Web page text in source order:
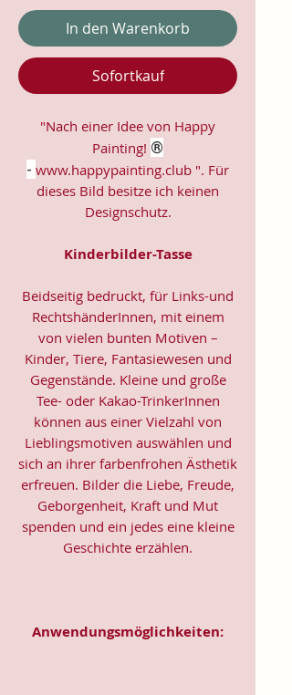
In den Warenkorb
Sofortkauf
"Nach einer Idee von Happy
Painting! ®
- www.happypainting.club ". Für
dieses Bild besitze ich keinen
Designschutz.
Kinderbilder-Tasse
Beidseitig bedruckt, für Links-und
RechtshänderInnen, mit einem
von vielen bunten Motiven –
Kinder, Tiere, Fantasiewesen und
Gegenstände. Kleine und große
Tee- oder Kakao-TrinkerInnen
können aus einer Vielzahl von
Lieblingsmotiven auswählen und
sich an ihrer farbenfrohen Ästhetik
erfreuen. Bilder die Liebe, Freude,
Geborgenheit, Kraft und Mut
spenden und ein jedes eine kleine
Geschichte erzählen.
Anwendungsmöglichkeiten: